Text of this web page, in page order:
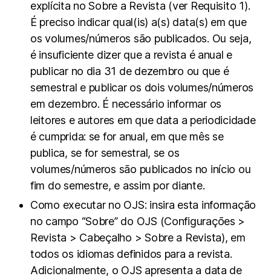
explícita no Sobre a Revista (ver Requisito 1).
É preciso indicar qual(is) a(s) data(s) em que
os volumes/números são publicados. Ou seja,
é insuficiente dizer que a revista é anual e
publicar no dia 31 de dezembro ou que é
semestral e publicar os dois volumes/números
em dezembro. É necessário informar os
leitores e autores em que data a periodicidade
é cumprida: se for anual, em que mês se
publica, se for semestral, se os
volumes/números são publicados no início ou
fim do semestre, e assim por diante.
Como executar no OJS: insira esta informação
no campo “Sobre” do OJS (Configurações >
Revista > Cabeçalho > Sobre a Revista), em
todos os idiomas definidos para a revista.
Adicionalmente, o OJS apresenta a data de